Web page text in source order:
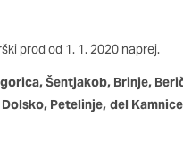
prod od 1. 1. 2020 naprej.
Šentjakob, Brinje,
Petelinje, del
naših sistemih ni